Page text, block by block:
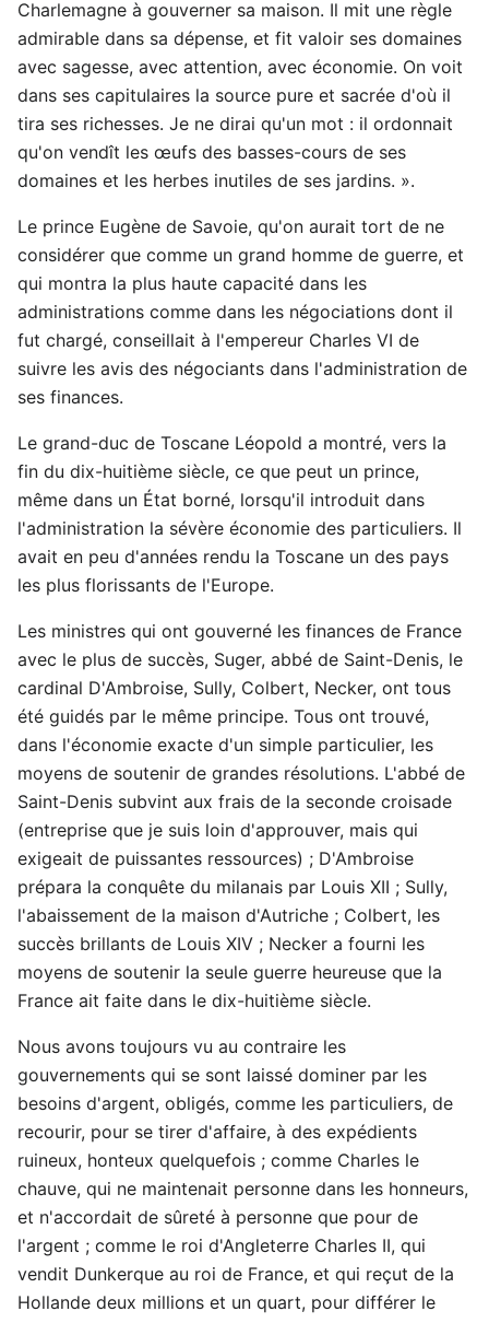
Charlemagne à gouverner sa maison. Il mit une règle
admirable dans sa dépense, et fit valoir ses domaines
avec sagesse, avec attention, avec économie. On voit
dans ses capitulaires la source pure et sacrée d'où il
tira ses richesses. Je ne dirai qu'un mot : il ordonnait
qu'on vendît les œufs des basses-cours de ses
domaines et les herbes inutiles de ses jardins. ».
Le prince Eugène de Savoie, qu'on aurait tort de ne
considérer que comme un grand homme de guerre, et
qui montra la plus haute capacité dans les
administrations comme dans les négociations dont il
fut chargé, conseillait à l'empereur Charles VI de
suivre les avis des négociants dans l'administration de
ses finances.
Le grand-duc de Toscane Léopold a montré, vers la
fin du dix-huitième siècle, ce que peut un prince,
même dans un État borné, lorsqu'il introduit dans
l'administration la sévère économie des particuliers. Il
avait en peu d'années rendu la Toscane un des pays
les plus florissants de l'Europe.
Les ministres qui ont gouverné les finances de France
avec le plus de succès, Suger, abbé de Saint-Denis, le
cardinal D'Ambroise, Sully, Colbert, Necker, ont tous
été guidés par le même principe. Tous ont trouvé,
dans l'économie exacte d'un simple particulier, les
moyens de soutenir de grandes résolutions. L'abbé de
Saint-Denis subvint aux frais de la seconde croisade
(entreprise que je suis loin d'approuver, mais qui
exigeait de puissantes ressources) ; D'Ambroise
prépara la conquête du milanais par Louis XII ; Sully,
l'abaissement de la maison d'Autriche ; Colbert, les
succès brillants de Louis XIV ; Necker a fourni les
moyens de soutenir la seule guerre heureuse que la
France ait faite dans le dix-huitième siècle.
Nous avons toujours vu au contraire les
gouvernements qui se sont laissé dominer par les
besoins d'argent, obligés, comme les particuliers, de
recourir, pour se tirer d'affaire, à des expédients
ruineux, honteux quelquefois ; comme Charles le
chauve, qui ne maintenait personne dans les honneurs,
et n'accordait de sûreté à personne que pour de
l'argent ; comme le roi d'Angleterre Charles II, qui
vendit Dunkerque au roi de France, et qui reçut de la
Hollande deux millions et un quart, pour différer le